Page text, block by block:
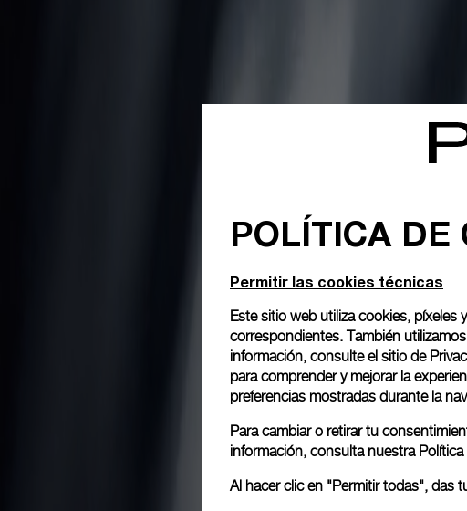
POLÍTICA DE
Permitir las cookies técnicas
Este sitio web utiliza cookies, píxeles
correspondientes. También
información, consulte el sitio de
para comprender y mejorar la
preferencias mostradas durante la
Para cambiar o retirar tu
información, consulta nuestra
Al hacer clic en "Permitir todas", das